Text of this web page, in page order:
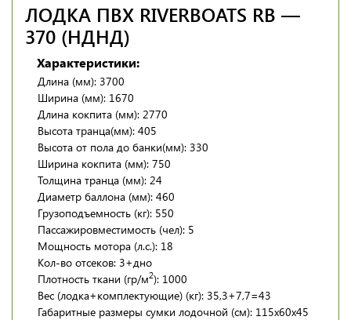
ЛОДКА ПВХ RIVERBOATS RB —
370 (НДНД)
Характеристики:
Длина (мм): 3700
Ширина (мм): 1670
Длина кокпита (мм): 2770
Высота транца(мм): 405
Высота от пола до банки(мм): 330
Ширина кокпита (мм): 750
Толщина транца (мм): 24
Диаметр баллона (мм): 460
Грузоподъемность (кг): 550
Пассажировместимость (чел): 5
Мощность мотора (л.с.): 18
Кол-во отсеков: 3+дно
Плотность ткани (гр/м2): 1000
Вес (лодка+комплектующие) (кг): 35,3+7,7=43
Габаритные размеры сумки лодочной (см): 115х60х45